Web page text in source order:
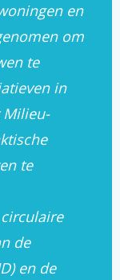
en
om
te
in
Milieu-
te
de
en de